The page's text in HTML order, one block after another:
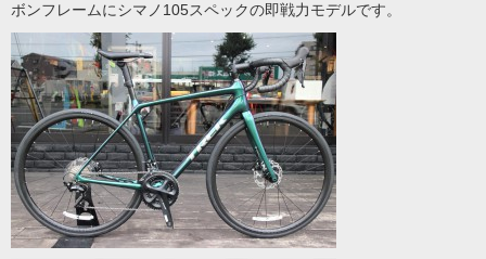
ボンフレームにシマノ105スペックの即戦力モデルです。